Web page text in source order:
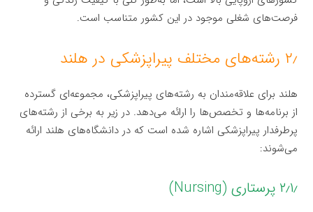
فرصت‌های شغلی موجود در این کشور متناسب است.
۲٫ رشته‌های مختلف پیراپزشکی در هلند
هلند برای علاقه‌مندان به رشته‌های پیراپزشکی، مجموعه‌ای گسترده
از برنامه‌ها و تخصص‌ها را ارائه می‌دهد. در زیر به برخی از رشته‌های
پرطرفدار پیراپزشکی اشاره شده است که در دانشگاه‌های هلند ارائه
می‌شوند:
۲٫۱٫ پرستاری (Nursing)